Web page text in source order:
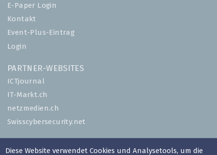
E-Paper Login
Kontakt
Event-Plus-Eintrag
Login
PARTNER-WEBSITES
ICTjournal
IT-Markt.ch
netzmedien.ch
Swisscybersecurity.net
Diese Website verwendet Cookies und Analysetools, um die